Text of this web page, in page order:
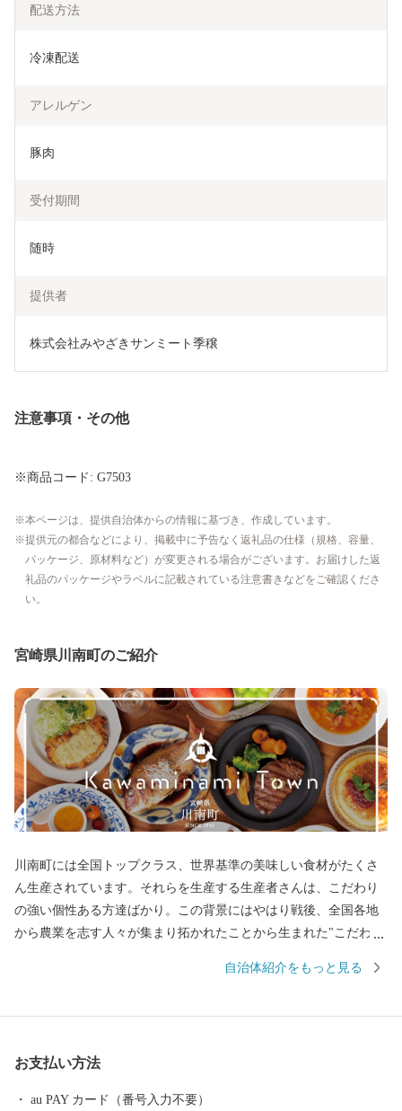
配送方法
冷凍配送
アレルゲン
豚肉
受付期間
随時
提供者
株式会社みやざきサンミート季穣
注意事項・その他
※商品コード: G7503
本ページは、提供自治体からの情報に基づき、作成しています。
提供元の都合などにより、掲載中に予告なく返礼品の仕様（規格、容量、
パッケージ、原材料など）が変更される場合がございます。お届けした返
礼品のパッケージやラベルに記載されている注意書きなどをご確認くださ
い。
宮崎県川南町のご紹介
川南町には全国トップクラス、世界基準の美味しい食材がたくさ
ん生産されています。それらを生産する生産者さんは、こだわり
の強い個性ある方達ばかり。この背景にはやはり戦後、全国各地
から農業を志す人々が集まり拓かれたことから生まれた"こだわり
南の魅力で、この魅力を「この町の気質から生まれる品質＝"川南
自治体紹介をもっと見る
お支払い方法
au PAY カード（番号入力不要）